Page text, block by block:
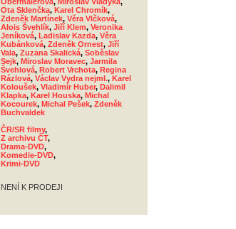
Ota Sklenčka, Karel Chromík,
Zdeněk Martínek, Věra Vlčková,
Alois Švehlík, Jiří Klem, Veronika
Jeníková, Ladislav Kazda, Věra
Kubánková, Zdeněk Ornest, Jiří
Vala, Zuzana Skalická, Soběslav
Sejk, Miroslav Moravec, Jarmila
Švehlová, Robert Vrchota, Regina
Rázlová, Václav Vydra nejml., Karel
Koloušek, Vladimír Huber, Dalimil
Klapka, Karel Houska, Michal
Kocourek, Michal Pešek, Zdeněk
Buchvaldek
ČR/SR filmy,
Z archivu ČT,
Drama-DVD,
Komedie-DVD,
Krimi-DVD
NENÍ K PRODEJI